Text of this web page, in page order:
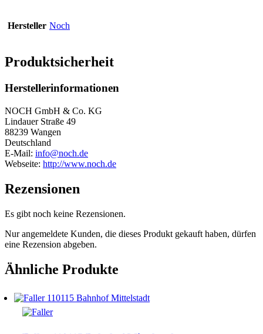
Hersteller Noch
Produktsicherheit
Herstellerinformationen
NOCH GmbH & Co. KG
Lindauer Straße 49
88239 Wangen
Deutschland
E-Mail: info@noch.de
Webseite: http://www.noch.de
Rezensionen
Es gibt noch keine Rezensionen.
Nur angemeldete Kunden, die dieses Produkt gekauft haben, dürfen
eine Rezension abgeben.
Ähnliche Produkte